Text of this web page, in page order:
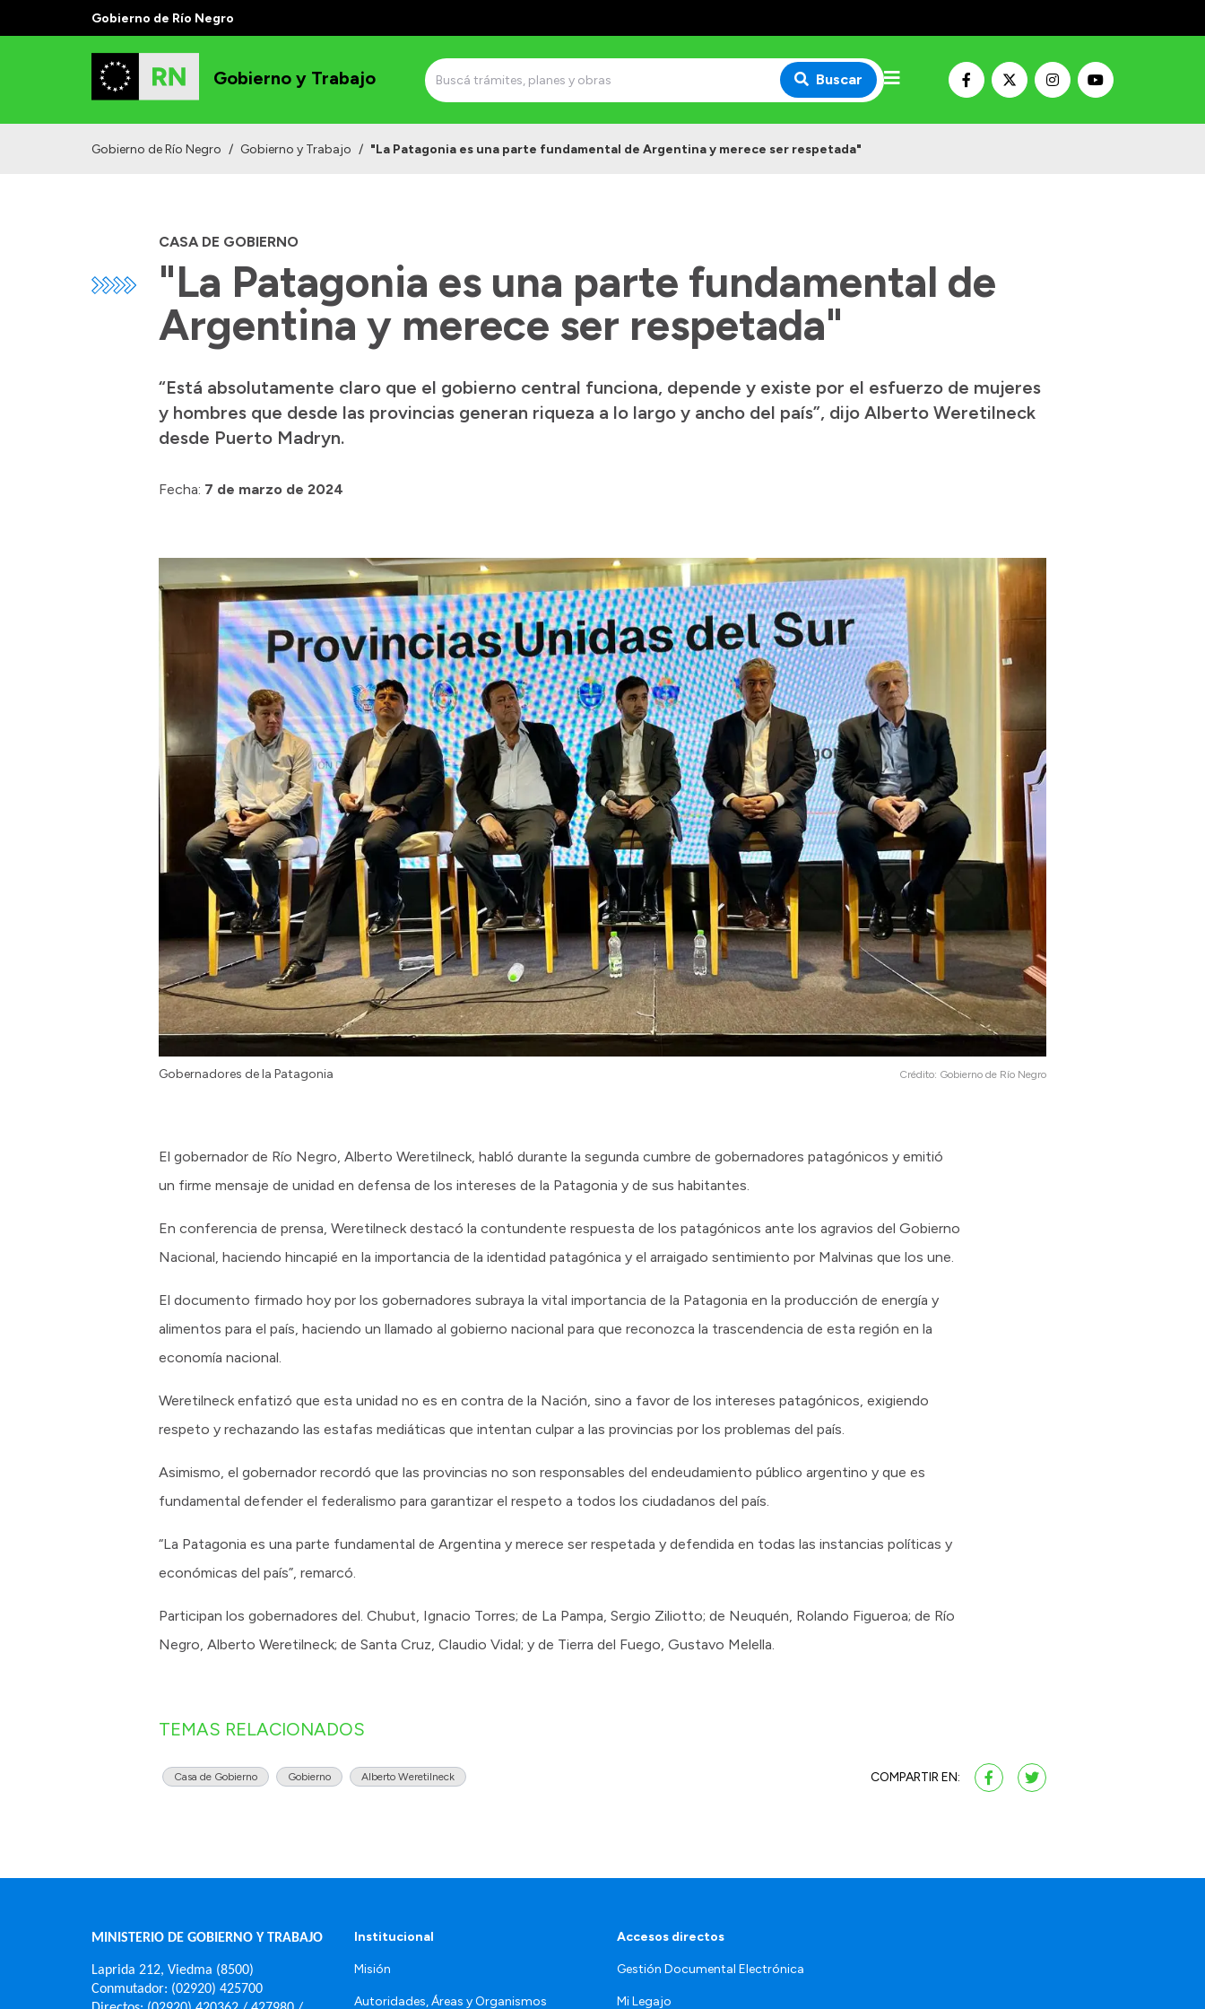
Gobierno de Río Negro
Gobierno y Trabajo Buscar
Gobierno de Río Negro / Gobierno y Trabajo / "La Patagonia es una parte fundamental de Argentina y merece ser respetada"
CASA DE GOBIERNO
"La Patagonia es una parte fundamental de
Argentina y merece ser respetada"
“Está absolutamente claro que el gobierno central funciona, depende y existe por el esfuerzo de mujeres
y hombres que desde las provincias generan riqueza a lo largo y ancho del país”, dijo Alberto Weretilneck
desde Puerto Madryn.
Fecha: 7 de marzo de 2024
Gobernadores de la Patagonia Crédito: Gobierno de Río Negro
El gobernador de Río Negro, Alberto Weretilneck, habló durante la segunda cumbre de gobernadores patagónicos y emitió
un firme mensaje de unidad en defensa de los intereses de la Patagonia y de sus habitantes.
En conferencia de prensa, Weretilneck destacó la contundente respuesta de los patagónicos ante los agravios del Gobierno
Nacional, haciendo hincapié en la importancia de la identidad patagónica y el arraigado sentimiento por Malvinas que los une.
El documento firmado hoy por los gobernadores subraya la vital importancia de la Patagonia en la producción de energía y
alimentos para el país, haciendo un llamado al gobierno nacional para que reconozca la trascendencia de esta región en la
economía nacional.
Weretilneck enfatizó que esta unidad no es en contra de la Nación, sino a favor de los intereses patagónicos, exigiendo
respeto y rechazando las estafas mediáticas que intentan culpar a las provincias por los problemas del país.
Asimismo, el gobernador recordó que las provincias no son responsables del endeudamiento público argentino y que es
fundamental defender el federalismo para garantizar el respeto a todos los ciudadanos del país.
“La Patagonia es una parte fundamental de Argentina y merece ser respetada y defendida en todas las instancias políticas y
económicas del país”, remarcó.
Participan los gobernadores del. Chubut, Ignacio Torres; de La Pampa, Sergio Ziliotto; de Neuquén, Rolando Figueroa; de Río
Negro, Alberto Weretilneck; de Santa Cruz, Claudio Vidal; y de Tierra del Fuego, Gustavo Melella.
TEMAS RELACIONADOS
Casa de Gobierno Gobierno Alberto Weretilneck COMPARTIR EN:
MINISTERIO DE GOBIERNO Y TRABAJO
Laprida 212, Viedma (8500)
Conmutador: (02920) 425700
Institucional
Misión
Autoridades, Áreas y Organismos
Accesos directos
Gestión Documental Electrónica
Mi Legajo